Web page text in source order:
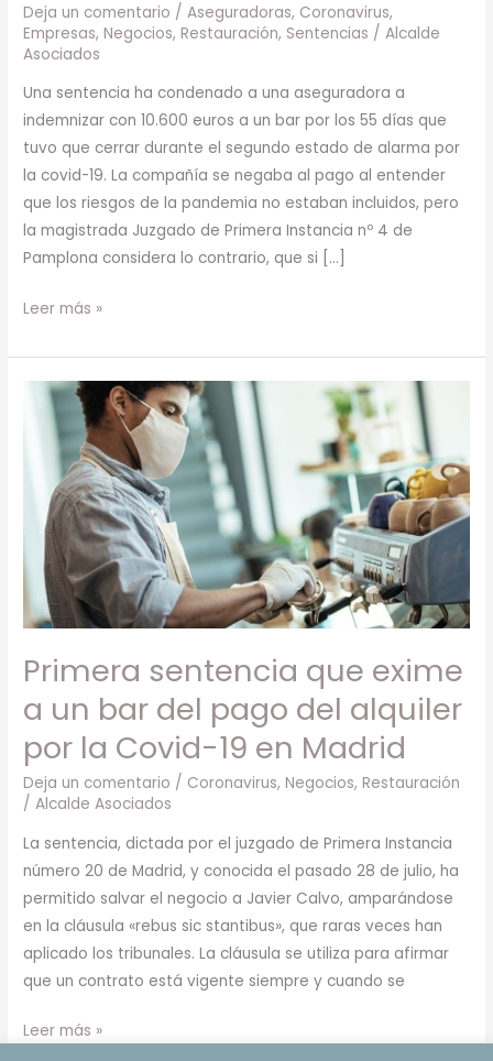
Deja un comentario /Aseguradoras, Coronavirus,
Empresas,Negocios,Restauración, Sentencias /Alcalde
Asociados
Una sentencia ha condenado a una aseguradora a
indemnizar con 10.600 euros a un bar por los 55 días que
tuvo que cerrar durante el segundo estado de alarma por
la covid-19. La compañía se negaba al pago al entender
que los riesgos de la pandemia no estaban incluidos, pero
la magistrada Juzgado de Primera Instancia nº 4 de
Pamplona considera lo contrario, que si […]
Leer más »
Primera sentencia que exime
a un bar del pago del alquiler
por la Covid-19 en Madrid
Deja un comentario / Coronavirus,Negocios,Restauración
/Alcalde Asociados
La sentencia, dictada por el juzgado de Primera Instancia
número 20 de Madrid, y conocida el pasado 28 de julio, ha
permitido salvar el negocio a Javier Calvo, amparándose
en la cláusula «rebus sic stantibus», que raras veces han
aplicado los tribunales. La cláusula se utiliza para afirmar
que un contrato está vigente siempre y cuando se
Primera
sentencia
exime
bar
del
pago
alquiler
la
Covid-
19
en
Madrid
Leer más »